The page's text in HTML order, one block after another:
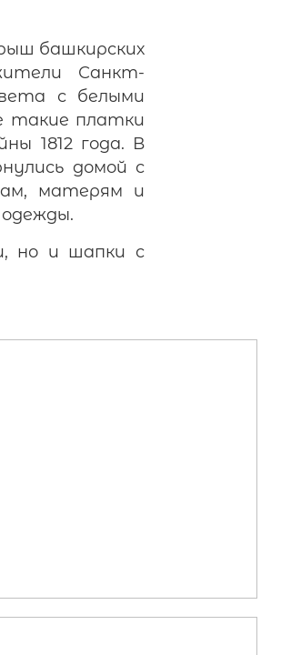
башкирских
Санкт-
с белыми
такие платки
1812 года. В
домой с
матерям и
но и шапки с